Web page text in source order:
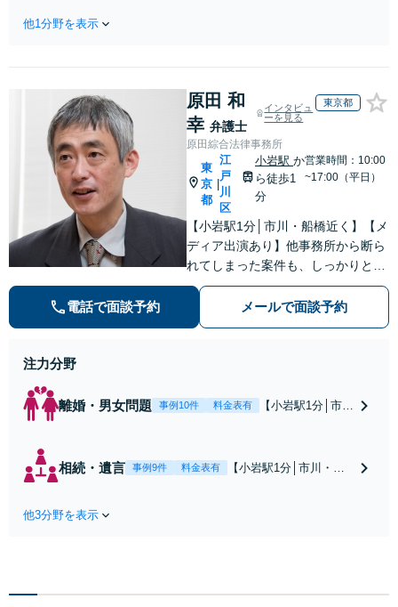
放棄も対応可能。【JR
千葉駅近く】駐車場あ
り
我された方はまずご相談く
は損をしてしまうかもしれ
ません。代わりに交渉・手
続きをし、負担を軽減。
他1分野を表示
原田 和
幸 弁護士
インタビュ
ーを見る
東京都
原田綜合法律事務所
東
京
都
江
戸
川
区
小岩駅か
ら徒歩1
分
営業時間：10:00
~17:00（平日）
【小岩駅1分│市川・船橋近く】【メ
ディア出演あり】他事務所から断ら
れてしまった案件も、しっかりと面
談し、法的アドバイスをいたします
【解決実績約1000件】豊富な離婚調
停・裁判実績あり【不動産業界出
電話で面談予約 メールで面談予約
注力分野
離婚・男女問題 事例10件 料金表有
【小岩駅1分│市
回避、裁判提起前
の和解、子の認知
相続・遺言 事例9件 料金表有
【小岩駅1分│市川・船
しい地域の皆さまも、
他3分野を表示